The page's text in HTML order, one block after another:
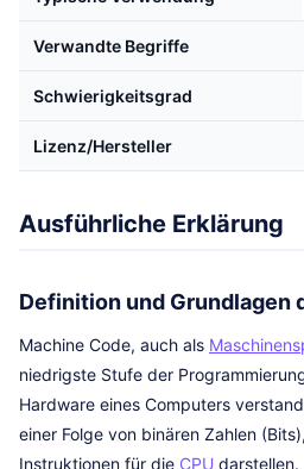
Verwandte Begriffe
Schwierigkeitsgrad
Lizenz/Hersteller
Ausführliche Erklärung
Definition und Grundlagen
Machine Code, auch als
niedrigste Stufe der
Hardware eines Computers
einer Folge von binären Zahlen
Instruktionen für die CPU darstellen.